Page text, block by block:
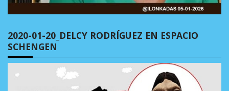
2020-01-20_DELCY RODRÍGUEZ EN ESPACIO
SCHENGEN